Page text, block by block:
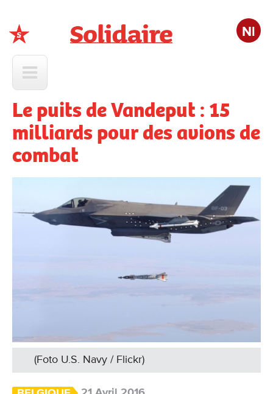
Nl
Le puits de Vandeput : 15
milliards pour des avions de
combat
(Foto U.S. Navy / Flickr)